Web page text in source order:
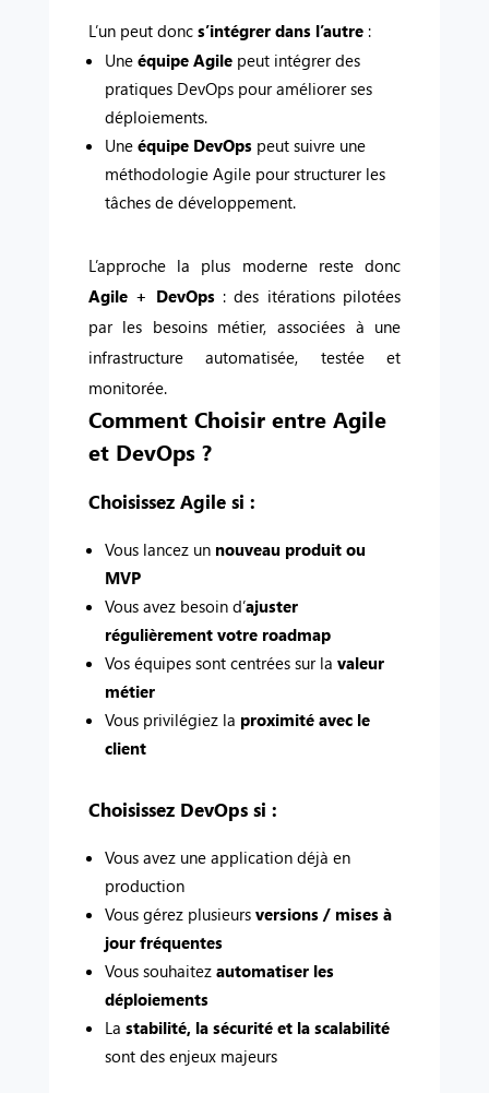
L’un peut donc s’intégrer dans l’autre:
Une équipe Agilepeut intégrer des
pratiques DevOps pour améliorer ses
déploiements.
Une équipe DevOpspeut suivre une
méthodologie Agile pour structurer les
tâches de développement.
L’approche la plus moderne reste donc
Agile + DevOps: des itérations pilotées
par les besoins métier, associées à une
infrastructure automatisée, testée et
monitorée.
Comment Choisir entre Agile
et DevOps ?
Choisissez Agile si :
Vous lancez un nouveau produit ou
MVP
Vous avez besoin d’ajuster
régulièrement votre roadmap
Vos équipes sont centrées sur la valeur
métier
Vous privilégiez la proximité avec le
client
Choisissez DevOps si :
Vous avez une application déjà en
production
Vous gérez plusieurs versions / mises à
jour fréquentes
Vous souhaitez automatiser les
déploiements
La stabilité, la sécurité et la scalabilité
sont des enjeux majeurs